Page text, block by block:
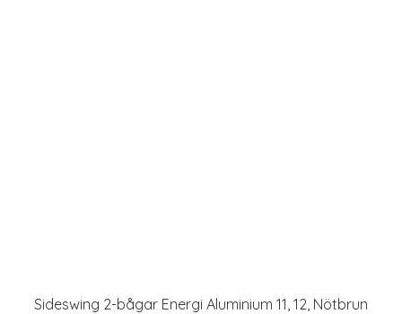
Sideswing 2-bågar Energi Aluminium 11, 12, Nötbrun